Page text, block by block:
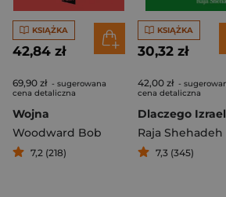
KSIĄŻKA
42,84 zł
69,90 zł - sugerowana
cena detaliczna
Wojna
Woodward Bob
7,2 (218)
KSIĄŻKA
30,32 zł
42,00 zł -
cena detaliczna
Raja Shehadeh
7,3 (345)